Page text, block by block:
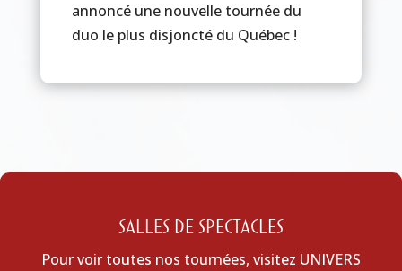
annoncé une nouvelle tournée du
duo le plus disjoncté du Québec !
SALLES DE SPECTACLES
Pour voir toutes nos tournées, visitez UNIVERS